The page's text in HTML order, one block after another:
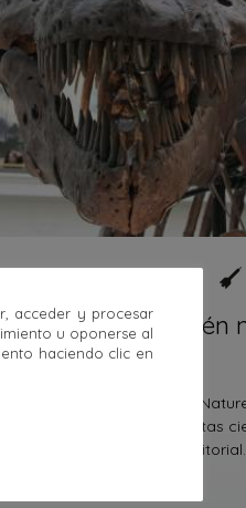
Pero, por fin, ¿quién
dinosaurios?
En abril de 2019, la revista
referencia mundial en revistas
generalistas, publicó un
acceder y procesar
u oponerse al
haciendo clic en